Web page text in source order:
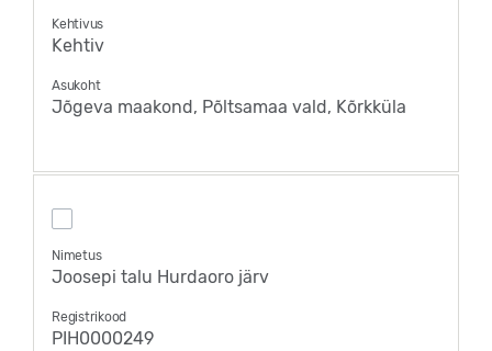
Kehtivus
Kehtiv
Asukoht
Jõgeva maakond, Põltsamaa vald, Kõrkküla
Nimetus
Joosepi talu Hurdaoro järv
Registrikood
PIH0000249